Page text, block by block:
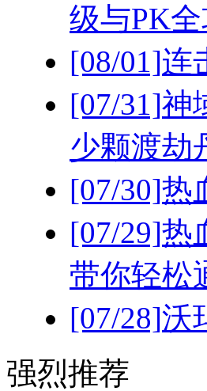
级与PK
[08/01]连
[07/31]神
少颗渡劫
[07/30]热
[07/29]热
带你轻松
[07/28]沃
强烈推荐